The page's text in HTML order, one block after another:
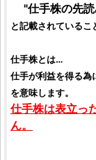
"仕手株の先
と記載されているこ
仕手株とは…
仕手が利益を得る為
を意味します。
仕手株は表立っ
ん。